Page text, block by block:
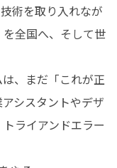
術を取り入れなが
全国へ、そして世
、まだ「これが正
シスタントやデザ
ライアンドエラー